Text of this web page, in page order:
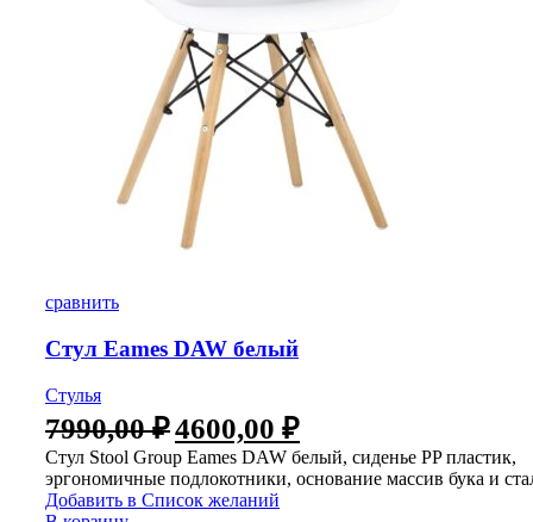
сравнить
Стул Eames DAW белый
Стулья
7990,00₽
Первоначальная
цена
составляла
7990,00 ₽.
4600,00 ₽Текущая
цена:
4600,00 ₽.
Стул Stool Group Eames DAW белый, сиденье PP пластик,
эргономичные подлокотники, основание массив бука и
Добавить в Список желаний